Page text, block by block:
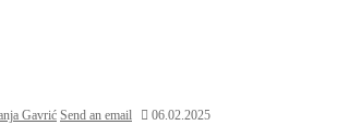
Gavrić Send an email
06.02.2025